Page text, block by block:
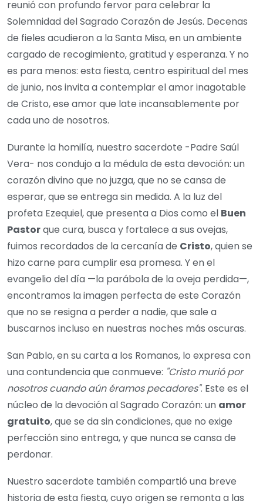
reunió con profundo fervor para celebrar la
Solemnidad del Sagrado Corazón de Jesús. Decenas
de fieles acudieron a la Santa Misa, en un ambiente
cargado de recogimiento, gratitud y esperanza. Y no
es para menos: esta fiesta, centro espiritual del mes
de junio, nos invita a contemplar el amor inagotable
de Cristo, ese amor que late incansablemente por
cada uno de nosotros.
Durante la homilía, nuestro sacerdote -Padre Saúl
Vera- nos condujo a la médula de esta devoción: un
corazón divino que no juzga, que no se cansa de
esperar, que se entrega sin medida. A la luz del
profeta Ezequiel, que presenta a Dios como el Buen
Pastorque cura, busca y fortalece a sus ovejas,
fuimos recordados de la cercanía de Cristo, quien se
hizo carne para cumplir esa promesa. Y en el
evangelio del día —la parábola de la oveja perdida—,
encontramos la imagen perfecta de este Corazón
que no se resigna a perder a nadie, que sale a
buscarnos incluso en nuestras noches más oscuras.
San Pablo, en su carta a los Romanos, lo expresa con
una contundencia que conmueve: "Cristo murió por
nosotros cuando aún éramos pecadores". Este es el
núcleo de la devoción al Sagrado Corazón: un amor
gratuito, que se da sin condiciones, que no exige
perfección sino entrega, y que nunca se cansa de
perdonar.
Nuestro sacerdote también compartió una breve
historia de esta fiesta, cuyo origen se remonta a las